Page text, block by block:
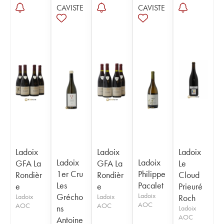
Ladoix
GFA La
Rondièr
e
Ladoix
AOC
CAVISTE
Ladoix
1er Cru
Les
Grécho
ns
Antoine
Ladoix
GFA La
Rondièr
e
Ladoix
AOC
CAVISTE
Ladoix
Philippe
Pacalet
Ladoix
AOC
Ladoix
Le
Cloud
Prieuré
Roch
Ladoix
AOC